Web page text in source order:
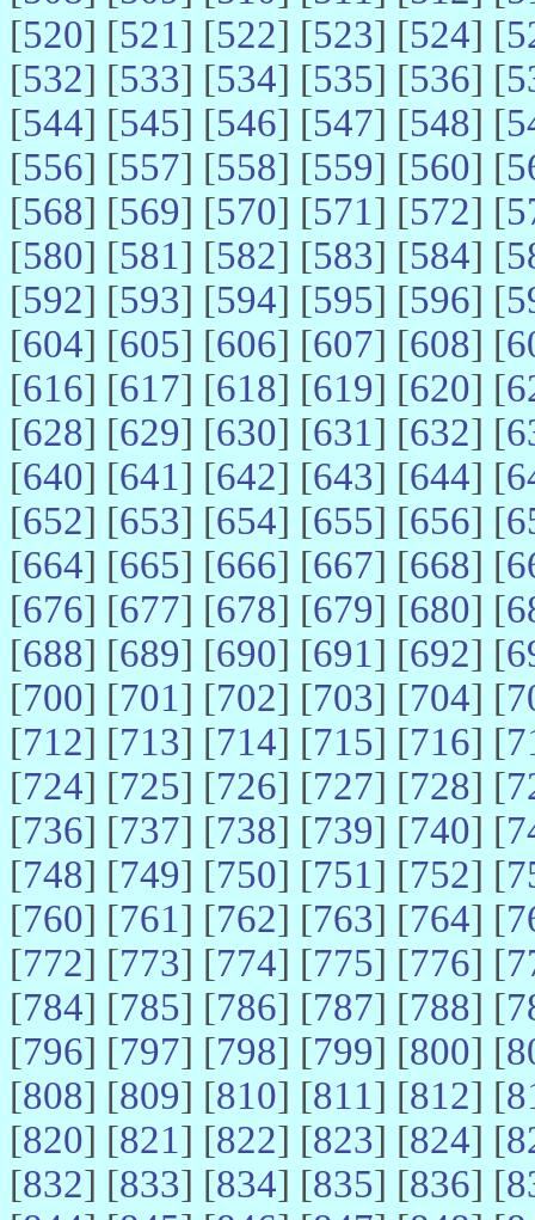
[520] [521] [522] [523] [524] [
[532] [533] [534] [535] [536] [
[544] [545] [546] [547] [548] [
[556] [557] [558] [559] [560] [
[568] [569] [570] [571] [572] [
[580] [581] [582] [583] [584] [
[592] [593] [594] [595] [596] [
[604] [605] [606] [607] [608] [
[616] [617] [618] [619] [620] [
[628] [629] [630] [631] [632] [
[640] [641] [642] [643] [644] [
[652] [653] [654] [655] [656] [
[664] [665] [666] [667] [668] [
[676] [677] [678] [679] [680] [
[688] [689] [690] [691] [692] [
[700] [701] [702] [703] [704] [
[712] [713] [714] [715] [716] [
[724] [725] [726] [727] [728] [
[736] [737] [738] [739] [740] [
[748] [749] [750] [751] [752] [
[760] [761] [762] [763] [764] [
[772] [773] [774] [775] [776] [
[784] [785] [786] [787] [788] [
[796] [797] [798] [799] [800] [
[808] [809] [810] [811] [812] [
[820] [821] [822] [823] [824] [
[832] [833] [834] [835] [836] [